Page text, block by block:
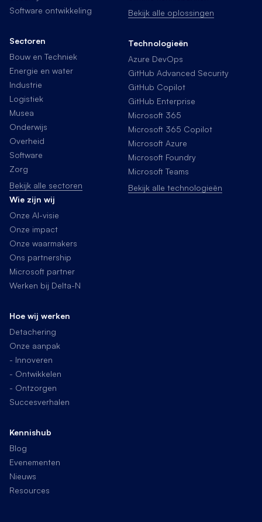
Software ontwikkeling
Sectoren
Bouw en Techniek
Energie en water
Industrie
Logistiek
Musea
Onderwijs
Overheid
Software
Zorg
Bekijk alle sectoren
Bekijk alle oplossingen
Technologieën
Azure DevOps
GitHub Advanced Security
GitHub Copilot
GitHub Enterprise
Microsoft 365
Microsoft 365 Copilot
Microsoft Azure
Microsoft Foundry
Microsoft Teams
Bekijk alle technologieën
Wie zijn wij
Onze AI-visie
Onze impact
Onze waarmakers
Ons partnership
Microsoft partner
Werken bij Delta-N
Hoe wij werken
Detachering
Onze aanpak
- Innoveren
- Ontwikkelen
- Ontzorgen
Succesverhalen
Kennishub
Blog
Evenementen
Nieuws
Resources